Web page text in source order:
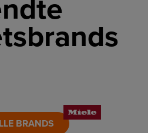
BRANDS